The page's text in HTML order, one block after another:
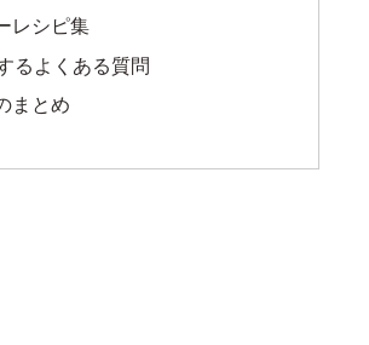
レシピ集
るよくある質問
まとめ